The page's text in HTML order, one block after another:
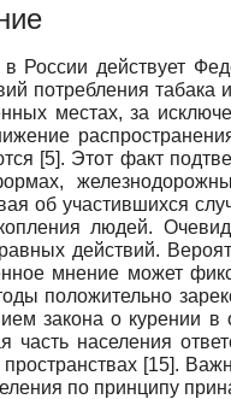
России действует
потребления
местах, за
[5]. Этот факт
об участившихся
людей.
действий.
мнение может
положительно
закона о курении в
часть населения
[15].
по принципу